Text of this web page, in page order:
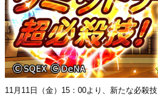
11月11日（金）15：00より、新たな必殺